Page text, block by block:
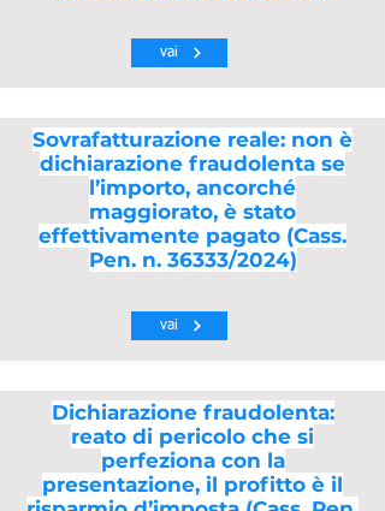
vai
Sovrafatturazione reale: non è
dichiarazione fraudolenta se
l’importo, ancorché
maggiorato, è stato
effettivamente pagato (Cass.
Pen. n. 36333/2024)
vai
Dichiarazione fraudolenta:
reato di pericolo che si
perfeziona con la
presentazione, il profitto è il